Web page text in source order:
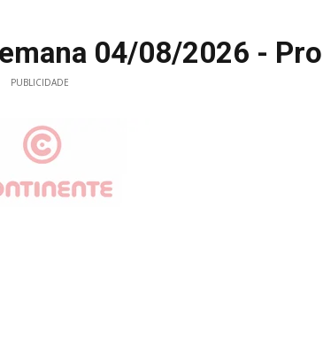
04/08/2026 -
PUBLICIDADE